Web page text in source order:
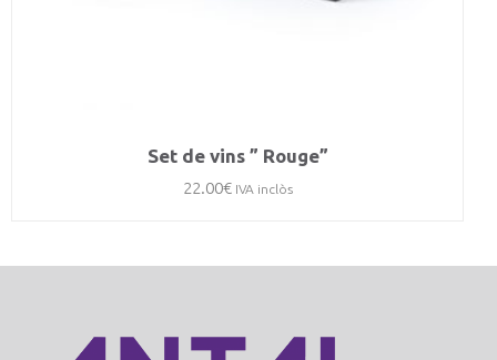
Set de vins ” Rouge”
22.00€ IVA inclòs